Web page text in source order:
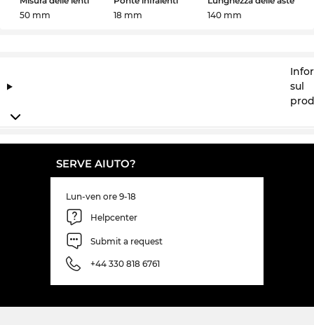
50 mm
18 mm
140 mm
sul
SERVE AIUTO?
Lun-ven ore 9-18
Helpcenter
Submit a request
+44 330 818 6761